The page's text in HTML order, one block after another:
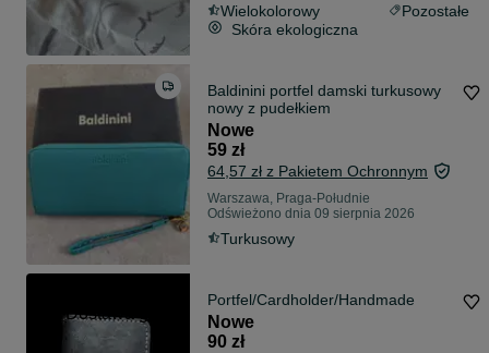
Wielokolorowy
Pozostałe
Skóra ekologiczna
Baldinini portfel damski turkusowy
nowy z pudełkiem
Nowe
59 zł
64,57 zł z Pakietem Ochronnym
Warszawa, Praga-Południe
Odświeżono dnia 09 sierpnia 2026
Turkusowy
Dostawa gratis
Portfel/Cardholder/Handmade
Nowe
90 zł